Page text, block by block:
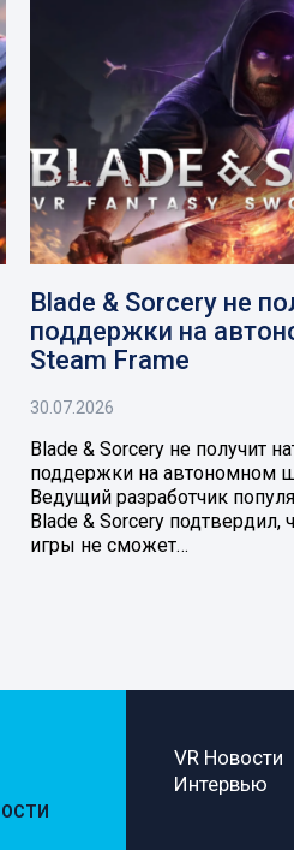
Blade & Sorcery не
поддержки на
Steam Frame
30.07.2026
Blade & Sorcery не получит
поддержки на автономном
Ведущий разработчик
Blade & Sorcery подтвердил,
игры не сможет…
VR Новости
Интервью